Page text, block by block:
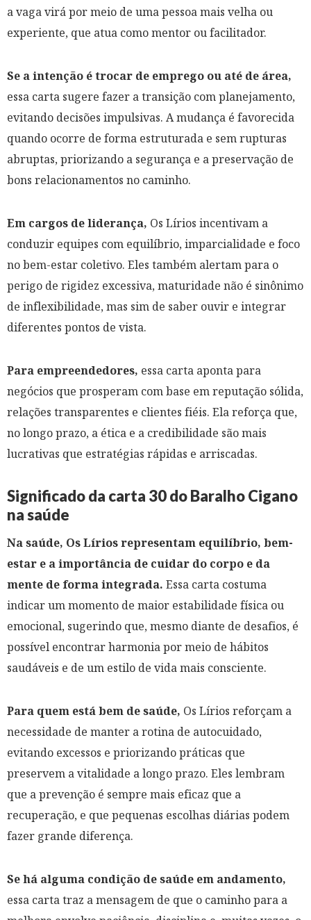
a vaga virá por meio de uma pessoa mais velha ou
experiente, que atua como mentor ou facilitador.
Se a intenção é trocar de emprego ou até de área,
essa carta sugere fazer a transição com planejamento,
evitando decisões impulsivas. A mudança é favorecida
quando ocorre de forma estruturada e sem rupturas
abruptas, priorizando a segurança e a preservação de
bons relacionamentos no caminho.
Em cargos de liderança, Os Lírios incentivam a
conduzir equipes com equilíbrio, imparcialidade e foco
no bem-estar coletivo. Eles também alertam para o
perigo de rigidez excessiva, maturidade não é sinônimo
de inflexibilidade, mas sim de saber ouvir e integrar
diferentes pontos de vista.
Para empreendedores, essa carta aponta para
negócios que prosperam com base em reputação sólida,
relações transparentes e clientes fiéis. Ela reforça que,
no longo prazo, a ética e a credibilidade são mais
lucrativas que estratégias rápidas e arriscadas.
Significado da carta 30 do Baralho Cigano
na saúde
Na saúde, Os Lírios representam equilíbrio, bem-
estar e a importância de cuidar do corpo e da
mente de forma integrada. Essa carta costuma
indicar um momento de maior estabilidade física ou
emocional, sugerindo que, mesmo diante de desafios, é
possível encontrar harmonia por meio de hábitos
saudáveis e de um estilo de vida mais consciente.
Para quem está bem de saúde, Os Lírios reforçam a
necessidade de manter a rotina de autocuidado,
evitando excessos e priorizando práticas que
preservem a vitalidade a longo prazo. Eles lembram
que a prevenção é sempre mais eficaz que a
recuperação, e que pequenas escolhas diárias podem
fazer grande diferença.
Se há alguma condição de saúde em andamento,
essa carta traz a mensagem de que o caminho para a